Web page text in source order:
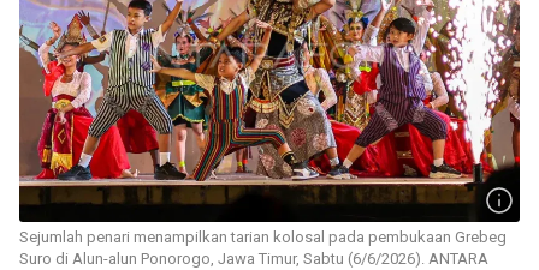
Sejumlah penari menampilkan tarian kolosal pada pembukaan Grebeg
Suro di Alun-alun Ponorogo, Jawa Timur, Sabtu (6/6/2026). ANTARA